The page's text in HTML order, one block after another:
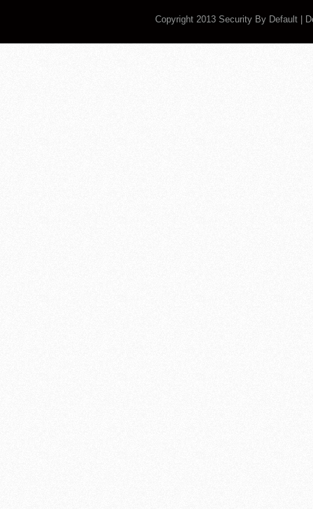
Copyright 2013 Security By Default |